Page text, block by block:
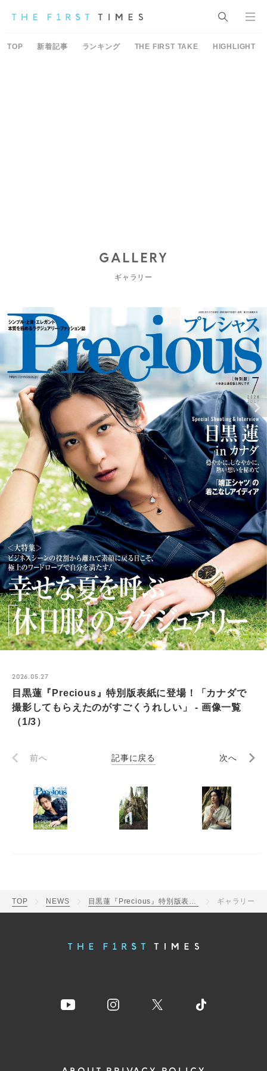
TOP 新着記事 ランキング THE FIRST TAKE HIGHLIGHT
GALLERY
ギャラリー
2026.05.27
目黒蓮『Precious』特別版表紙に登場！「カナダで
撮影してもらえたのがすごくうれしい」 - 画像一覧
（1/3）
前へ 記事に戻る 次へ
TOP NEWS 目黒蓮『Precious』特別版表紙に登場！「カナダで撮影してもらえたのがすごくうれしい」 ギャラリー